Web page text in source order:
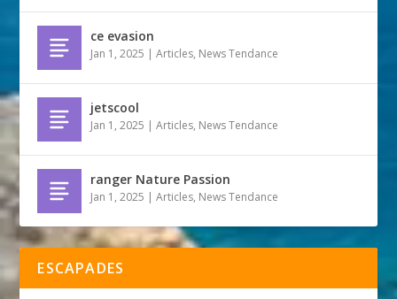
ce evasion
Jan 1, 2025 |Articles, News Tendance
jetscool
Jan 1, 2025 |Articles, News Tendance
ranger Nature Passion
Jan 1, 2025 |Articles, News Tendance
ESCAPADES